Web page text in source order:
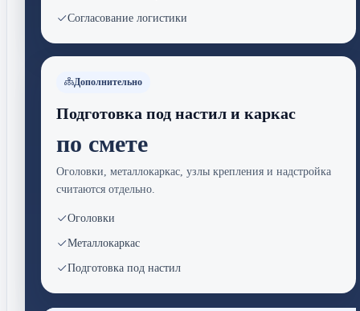
Согласование логистики
Дополнительно
Подготовка под настил и каркас
по смете
Оголовки, металлокаркас, узлы крепления и надстройка
считаются отдельно.
Оголовки
Металлокаркас
Подготовка под настил